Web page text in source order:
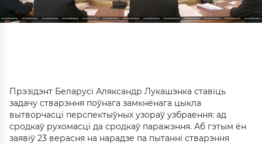
Прэзідэнт Беларусі Аляксандр Лукашэнка ставіць
задачу стварэння поўнага замкнёнага цыкла
вытворчасці перспектыўных узораў узбраення: ад
сродкаў рухомасці да сродкаў паражэння. Аб гэтым ён
заявіў 23 верасня на нарадзе па пытанні стварэння